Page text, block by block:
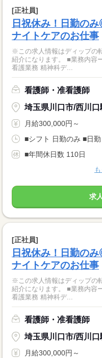
[正社員]
日祝休み！日勤の
ナイトケアのお仕事
※この求人情報はディップの
紹介になります。 ■業務内容
看護業務 精神科デ...
看護師・准看護師
埼玉県川口市/西川口
月給300,000円～
■シフト 日勤のみ ■日勤
■年間休日数 110日
求
[正社員]
日祝休み！日勤の
ナイトケアのお仕事
※この求人情報はディップの
紹介になります。 ■業務内容
看護業務 精神科デ...
看護師・准看護師
埼玉県川口市/西川口
月給300,000円～